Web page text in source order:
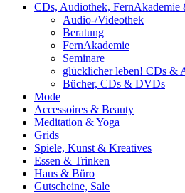
CDs, Audiothek, FernAkademie
Audio-/Videothek
Beratung
FernAkademie
Seminare
glücklicher leben! CDs &
Bücher, CDs & DVDs
Mode
Accessoires & Beauty
Meditation & Yoga
Grids
Spiele, Kunst & Kreatives
Essen & Trinken
Haus & Büro
Gutscheine, Sale